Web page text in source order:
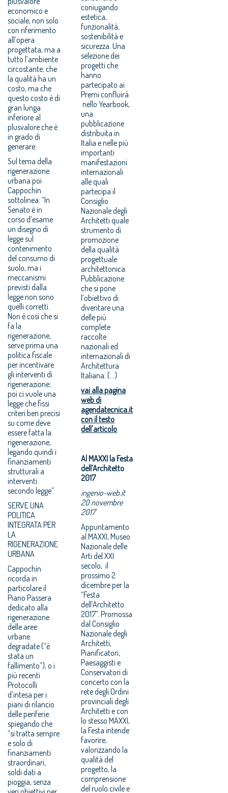
economico e
sociale, non solo
con riferimento
all’opera
progettata, ma a
tutto l’ambiente
circostante; che
la qualità ha un
costo, ma che
questo costo è di
gran lunga
inferiore al
plusvalore che è
in grado di
generare.
Sul tema della
rigenerazione
urbana poi
Cappochin
sottolinea: “In
Senato è in
corso d’esame
un disegno di
legge sul
contenimento
del consumo di
suolo, ma i
meccanismi
previsti dalla
legge non sono
quelli corretti.
Non è così che si
fa la
rigenerazione,
serve prima una
politica fiscale
per incentivare
gli interventi di
rigenerazione;
poi ci vuole una
legge che fissi
criteri ben precisi
su come deve
essere fatta la
rigenerazione,
legando quindi i
finanziamenti
strutturali a
interventi
secondo legge”.
SERVE UNA
POLITICA
INTEGRATA PER
LA
RIGENERAZIONE
URBANA
Cappochin
ricorda in
particolare il
Piano Passera
dedicato alla
rigenerazione
delle aree
urbane
degradate (“è
stata un
fallimento”), o i
più recenti
Protocolli
d’intesa per i
piani di rilancio
delle periferie
spiegando che
“si tratta sempre
e solo di
finanziamenti
straordinari,
soldi dati a
pioggia, senza
coniugando
estetica,
funzionalità,
sostenibilità e
sicurezza. Una
selezione dei
progetti che
hanno
partecipato ai
Premi confluirà
nello Yearbook,
una
pubblicazione
distribuita in
Italia e nelle più
importanti
manifestazioni
internazionali
alle quali
partecipa il
Consiglio
Nazionale degli
Architetti quale
strumento di
promozione
della qualità
progettuale
architettonica.
Pubblicazione
che si pone
l’obiettivo di
diventare una
delle più
complete
raccolte
nazionali ed
internazionali di
Architettura
Italiana. (...)
vai alla pagina
web di
agendatecnica.it
con il testo
dell'articolo
Al MAXXI la Festa
dell’Architetto
2017
ingenio-web.it
20 novembre
2017
Appuntamento
al MAXXI, Museo
Nazionale delle
Arti del XXI
secolo, il
prossimo 2
dicembre per la
“Festa
dell’Architetto
2017”. Promossa
dal Consiglio
Nazionale degli
Architetti,
Pianificatori,
Paesaggisti e
Conservatori di
concerto con la
rete degli Ordini
provinciali degli
Architetti e con
lo stesso MAXXI,
la Festa intende
favorire,
valorizzando la
qualità del
progetto, la
comprensione
del ruolo civile e